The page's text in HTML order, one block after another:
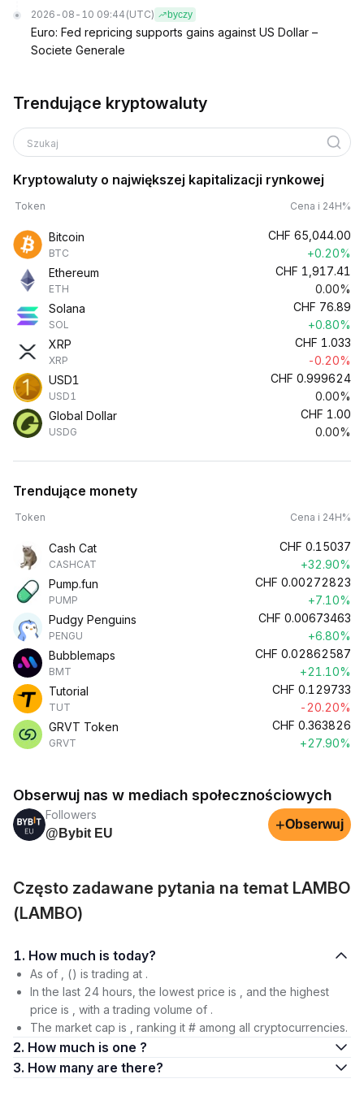
2026-08-10 09:44 (UTC) byczy
Euro: Fed repricing supports gains against US Dollar –
Societe Generale
Trendujące kryptowaluty
Szukaj
Kryptowaluty o największej kapitalizacji rynkowej
Token Cena i 24H%
Bitcoin
BTC
CHF 65,044.00
+0.20%
Ethereum
ETH
CHF 1,917.41
0.00%
Solana
SOL
CHF 76.89
+0.80%
XRP
XRP
CHF 1.033
-0.20%
USD1
USD1
CHF 0.999624
0.00%
Global Dollar
USDG
CHF 1.00
0.00%
Trendujące monety
Token Cena i 24H%
Cash Cat
CASHCAT
CHF 0.15037
+32.90%
Pump.fun
PUMP
CHF 0.00272823
+7.10%
Pudgy Penguins
PENGU
CHF 0.00673463
+6.80%
Bubblemaps
BMT
CHF 0.02862587
+21.10%
Tutorial
TUT
CHF 0.129733
-20.20%
GRVT Token
GRVT
CHF 0.363826
+27.90%
Obserwuj nas w mediach społecznościowych
Followers
@Bybit EU
+Obserwuj
Często zadawane pytania na temat LAMBO
(LAMBO)
1. How much is today?
As of , () is trading at .
In the last 24 hours, the lowest price is , and the highest
price is , with a trading volume of .
The market cap is , ranking it # among all cryptocurrencies.
2. How much is one ?
3. How many are there?